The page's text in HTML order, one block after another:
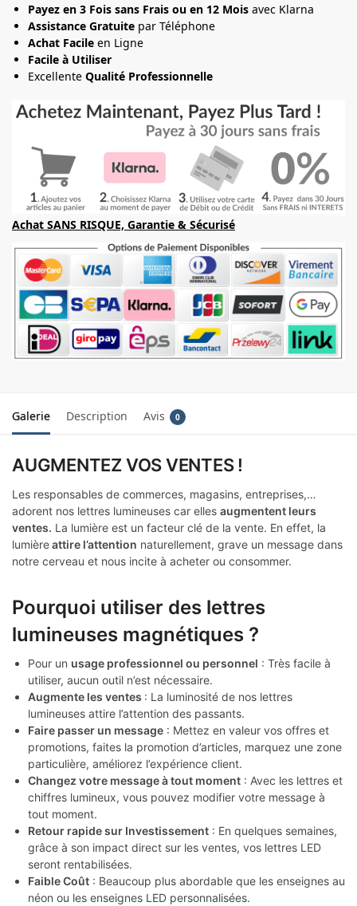
Payez en 3 Fois sans Frais ou en 12 Mois avec Klarna
Assistance Gratuite par Téléphone
Achat Facile en Ligne
Facile à Utiliser
Excellente Qualité Professionnelle
Achat SANS RISQUE, Garantie & Sécurisé
Galerie Description Avis 0
AUGMENTEZ VOS VENTES !
Les responsables de commerces, magasins, entreprises,…
adorent nos lettres lumineuses car elles augmentent leurs
ventes. La lumière est un facteur clé de la vente. En effet, la
lumièreattire l’attention naturellement, grave un message dans
notre cerveau et nous incite à acheter ou consommer.
Pourquoi utiliser des lettres
lumineuses magnétiques ?
Pour un usage professionnel ou personnel : Très facile à
utiliser, aucun outil n’est nécessaire.
Augmente les ventes : La luminosité de nos lettres
lumineuses attire l’attention des passants.
Faire passer un message : Mettez en valeur vos offres et
promotions, faites la promotion d’articles, marquez une zone
particulière, améliorez l’expérience client.
Changez votre message à tout moment : Avec les lettres et
chiffres lumineux, vous pouvez modifier votre message à
tout moment.
Retour rapide sur Investissement : En quelques semaines,
grâce à son impact direct sur les ventes, vos lettres LED
seront rentabilisées.
Faible Coût : Beaucoup plus abordable que les enseignes au
néon ou les enseignes LED personnalisées.